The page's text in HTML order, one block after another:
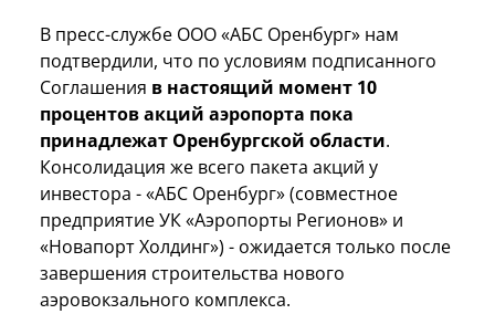
В пресс-службе ООО «АБС Оренбург» нам
подтвердили, что по условиям подписанного
Соглашения в настоящий момент 10
процентов акций аэропорта пока
принадлежат Оренбургской области.
Консолидация же всего пакета акций у
инвестора - «АБС Оренбург» (совместное
предприятие УК «Аэропорты Регионов» и
«Новапорт Холдинг») - ожидается только после
завершения строительства нового
аэровокзального комплекса.